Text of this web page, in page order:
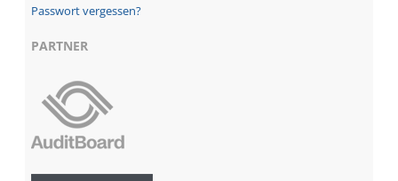
Passwort vergessen?
PARTNER